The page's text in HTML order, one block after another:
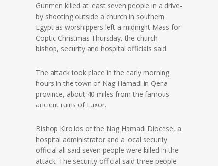
Gunmen killed at least seven people in a drive-
by shooting outside a church in southern
Egypt as worshippers left a midnight Mass for
Coptic Christmas Thursday, the church
bishop, security and hospital officials said.
The attack took place in the early morning
hours in the town of Nag Hamadi in Qena
province, about 40 miles from the famous
ancient ruins of Luxor.
Bishop Kirollos of the Nag Hamadi Diocese, a
hospital administrator and a local security
official all said seven people were killed in the
attack. The security official said three people